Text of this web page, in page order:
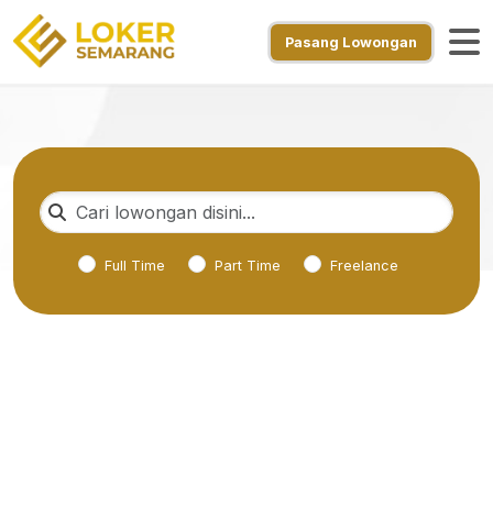
Pasang Lowongan
Full Time Part Time Freelance